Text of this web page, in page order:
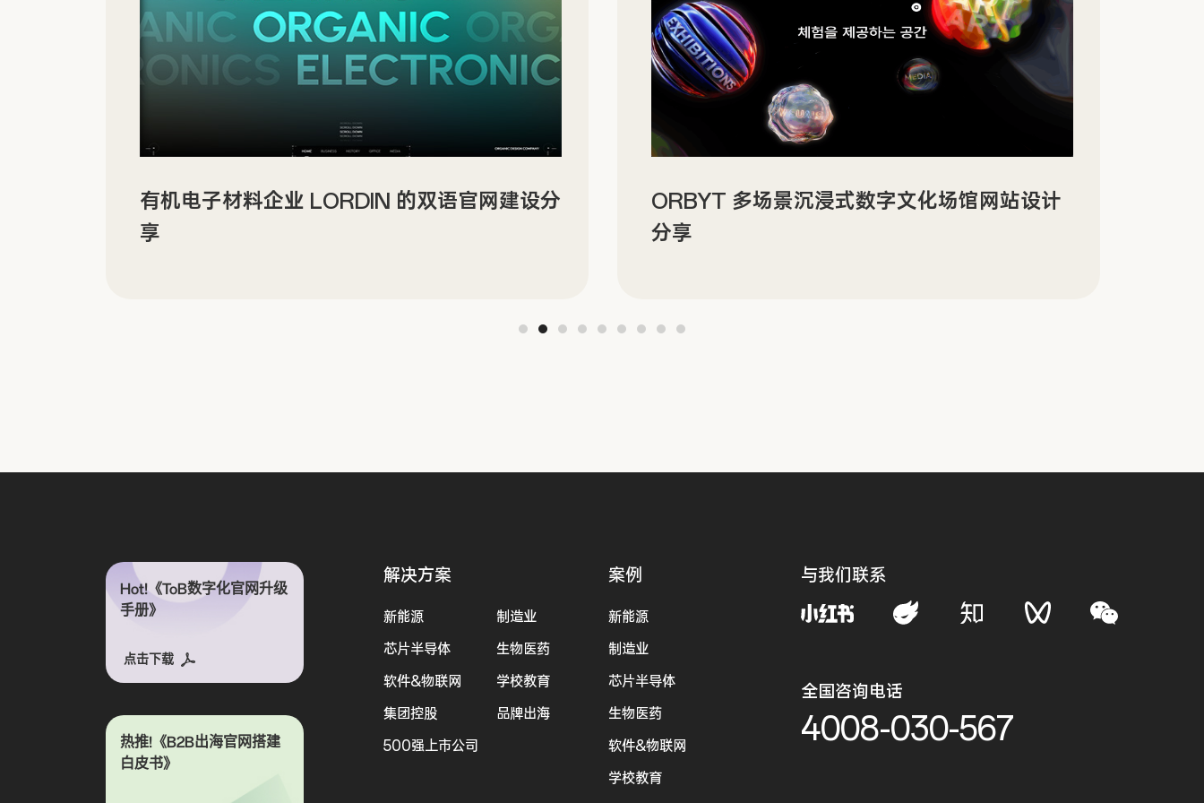
有机电子材料企业 LORDIN 的双语官网建设分
享
ORBYT 多场景沉浸式数字文化场馆网站设计
分享
Hot!《ToB数字化官网升级
手册》
点击下载
热推!《B2B出海官网搭建
白皮书》
解决方案
新能源
制造业
芯片半导体
生物医药
软件&物联网
学校教育
集团控股
品牌出海
500强上市公司
案例
新能源
制造业
芯片半导体
生物医药
软件&物联网
学校教育
与我们联系
全国咨询电话
4008-030-567